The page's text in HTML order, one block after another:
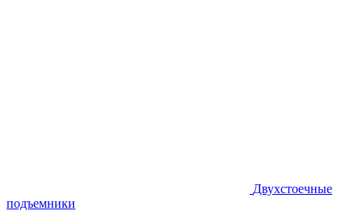
Двухстоечные
подъемники